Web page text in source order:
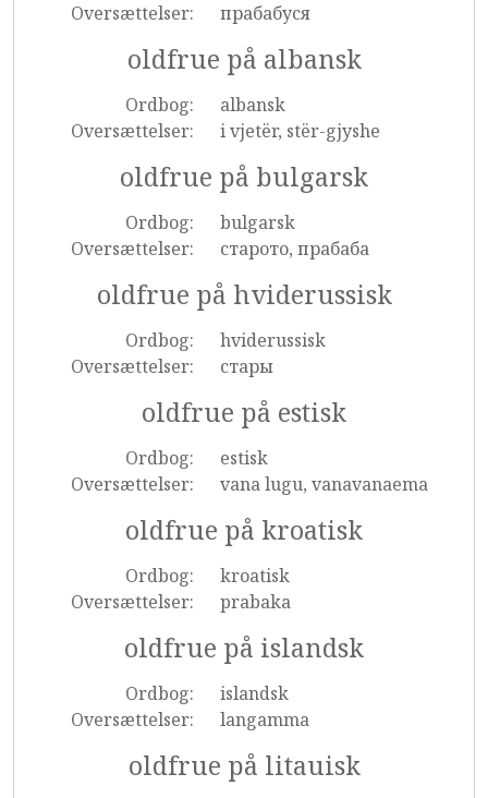
Oversættelser:
прабабуся
oldfrue på albansk
Ordbog:
albansk
Oversættelser:
i vjetër, stër-gjyshe
oldfrue på bulgarsk
Ordbog:
bulgarsk
Oversættelser:
старото, прабаба
oldfrue på hviderussisk
Ordbog:
hviderussisk
Oversættelser:
стары
oldfrue på estisk
Ordbog:
estisk
Oversættelser:
vana lugu, vanavanaema
oldfrue på kroatisk
Ordbog:
kroatisk
Oversættelser:
prabaka
oldfrue på islandsk
Ordbog:
islandsk
Oversættelser:
langamma
oldfrue på litauisk